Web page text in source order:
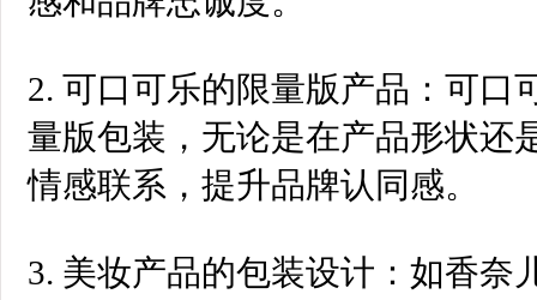
2. 可口可乐的限量版产品：可口
量版包装，无论是在产品形状还
情感联系，提升品牌认同感。
3. 美妆产品的包装设计：如香奈